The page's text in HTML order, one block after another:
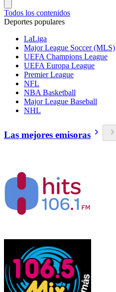
Todos los contenidos
Deportes populares
LaLiga
Major League Soccer (MLS)
UEFA Champions League
UEFA Europa League
Premier League
NFL
NBA Basketball
Major League Baseball
NHL
Las mejores emisoras